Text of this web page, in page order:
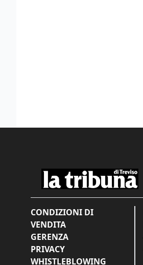
CONDIZIONI DI
VENDITA
GERENZA
PRIVACY
WHISTLEBLOWING